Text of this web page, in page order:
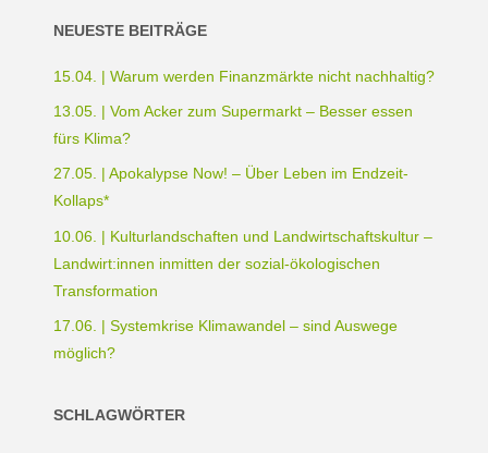
NEUESTE BEITRÄGE
15.04. | Warum werden Finanzmärkte nicht nachhaltig?
13.05. | Vom Acker zum Supermarkt – Besser essen
fürs Klima?
27.05. | Apokalypse Now! – Über Leben im Endzeit-
Kollaps*
10.06. | Kulturlandschaften und Landwirtschaftskultur –
Landwirt:innen inmitten der sozial-ökologischen
Transformation
17.06. | Systemkrise Klimawandel – sind Auswege
möglich?
SCHLAGWÖRTER